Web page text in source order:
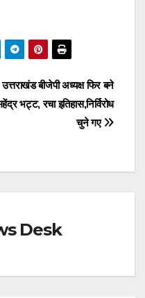
उत्तराखंड बीजेपी अध्यक्ष फिर बने
भट्ट, रचा इतिहास,निर्विरोध
चुने गए
Desk